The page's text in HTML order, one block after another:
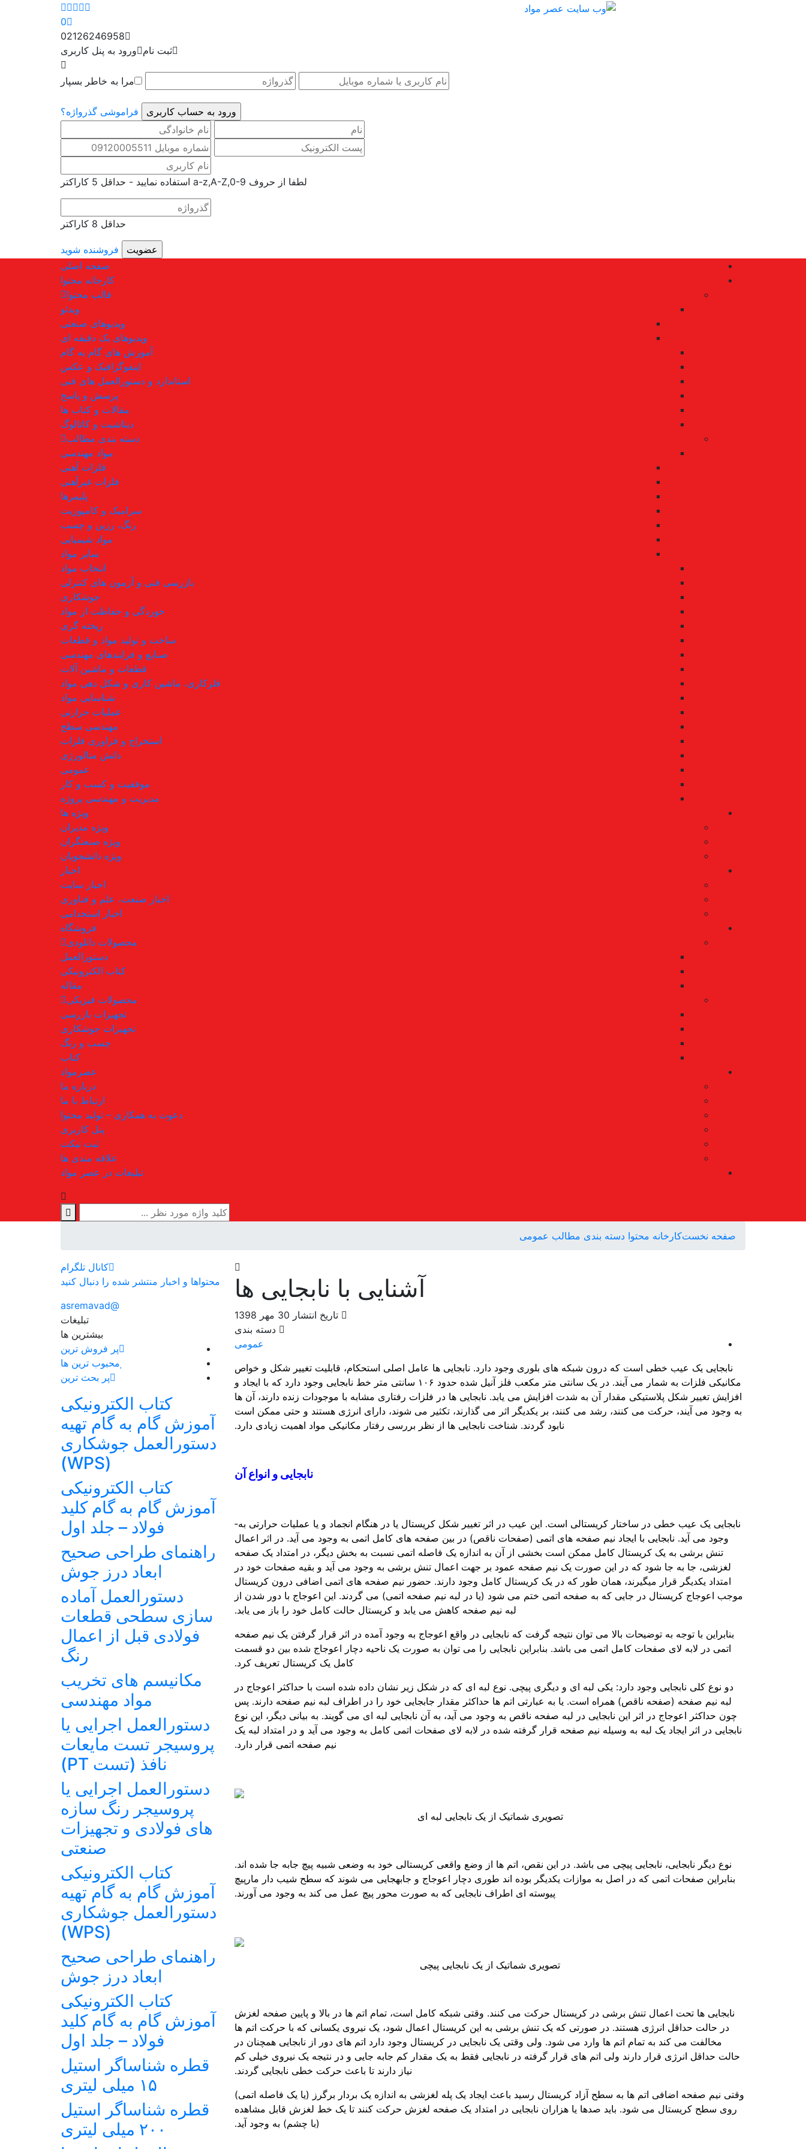
0
02126246958
ثبت نام ورود به پنل کاربری
مرا به خاطر بسپار
فراموشی گذرواژه؟
لطفا از حروف a-z,A-Z,0-9 استفاده نمایید - حداقل 5 کاراکتر
حداقل 8 کاراکتر
فروشنده شوید
صفحه اصلی
کارخانه محتوا
قالب محتوا
ویدئو
ویدیوهای صنعتی
ویدیوهای یک دقیقه ای
آموزش های گام به گام
اینفوگرافیک و عکس
استاندارد و دستورالعمل های فنی
پرسش و پاسخ
مقالات و کتاب ها
دیتاشیت و کاتالوگ
دسته بندی مطالب
مواد مهندسی
فلزات آهنی
فلزات غیرآهنی
پلیمرها
سرامیک و کامپوزیت
رنگ، رزین و چسب
مواد شیمیایی
سایر مواد
انتخاب مواد
بازرسی فنی و آزمون های کنترلی
جوشکاری
خوردگی و حفاظت از مواد
ریخته گری
ساخت و تولید مواد و قطعات
صنایع و فرایندهای مهندسی
قطعات و ماشین آلات
فلزکاری، ماشین کاری و شکل دهی مواد
شناسایی مواد
عملیات حرارتی
مهندسی سطح
استخراج و فراوری فلزات
دانش متالورژی
عمومی
موفقیت و کسب و کار
مدیریت و مهندسی پروژه
ویژه ها
ویژه مدیران
ویژه صنعتگران
ویژه دانشجویان
اخبار
اخبار سایت
اخبار صنعت، علم و فناوری
اخبار استخدامی
فروشگاه
محصولات دانلودی
دستورالعمل
کتاب الکترونیکی
مقاله
محصولات فیزیکی
تجهیزات بازرسی
تجهیزات جوشکاری
چسب و رنگ
کتاب
عصرمواد
درباره ما
ارتباط با ما
دعوت به همکاری – تولید محتوا
پنل کاربری
ثبت تیکت
علاقه مندی ها
تبلیغات در عصر مواد
صفحه نخستکارخانه محتوا دسته بندی مطالب عمومی
آشنایی با نابجایی ها
تاریخ انتشار 30 مهر 1398
دسته بندی
عمومی
نابجایی­ یک عیب خطی است که درون شبکه ­های بلوری وجود دارد. نابجایی ها عامل اصلی استحکام، قابلیت تغییر شکل و خواص
مکانیکی فلزات به شمار می آیند. در یک سانتی ­متر مکعب فلز آنیل شده حدود ۱۰۶ سانتی­ متر خط نابجایی وجود دارد که با ایجاد و
افزایش تغییر شکل پلاستیکی مقدار آن به شدت افزایش می ­یابد. نابجایی ها در فلزات رفتاری مشابه با موجودات زنده دارند، آن­ ها
به­ وجود می­ آیند، حرکت می کنند، رشد می کنند، بر یکدیگر اثر می ­گذارند، تکثیر می­ شوند، دارای انرژی هستند و حتی ممکن است
نابود گردند. شناخت نابجایی ها از نظر بررسی رفتار مکانیکی مواد اهمیت زیادی دارد.
نابجایی و انواع آن
نابجایی یک عیب خطی در ساختار کریستالی است. این عیب در اثر تغییر شکل کریستال یا در هنگام انجماد و یا عملیات حرارتی به­
وجود می آید. نابجایی با ایجاد نیم­ صفحه ­های اتمی (صفحات ناقص) در بین صفحه­ های کامل اتمی به وجود می ­آید. در اثر اعمال
تنش برشی به یک کریستال کامل ممکن است بخشی از آن به اندازه یک فاصله اتمی نسبت به بخش دیگر، در امتداد یک صفحه
لغزشی، جا به ­جا شود که در این صورت یک نیم­ صفحه عمود بر جهت اعمال تنش برشی به وجود می آید و بقیه صفحات خود در
امتداد یکدیگر قرار می­گیرند، همان ­طور که در یک کریستال کامل وجود دارند. حضور نیم­ صفحه ­­های اتمی اضافی درون کریستال
موجب اعوجاج کریستال در جایی که به صفحه اتمی ختم می شود (یا در لبه نیم صفحه اتمی) می ­گردند. این اعوجاج با دور شدن از
لبه نیم صفحه کاهش می ­یابد و کریستال حالت کامل خود را باز می ­یابد.
بنابراین با توجه به توضیحات بالا می ­توان نتیجه گرفت که نابجایی در واقع اعوجاج به ­وجود آمده در اثر قرار گرفتن یک نیم ­صفحه
اتمی در لابه ­لای صفحات کامل اتمی می ­باشد. بنابراین نابجایی را می ­توان به ­صورت یک ناحیه دچار اعوجاج شده بین دو قسمت
کامل یک کریستال تعریف کرد.
دو نوع کلی نابجایی وجود دارد: یکی لبه ­ای و دیگری پیچی. نوع لبه ­ای که در شکل زیر نشان داده شده است با حداکثر اعوجاج در
لبه نیم صفحه (صفحه ناقص) همراه است. یا به عبارتی اتم ­ها حداکثر مقدار جابجایی خود را در اطراف لبه نیم صفحه دارند. پس
چون حداکثر اعوجاج در اثر این نابجایی در لبه صفحه ناقص به­ وجود می آید، به آن نابجایی لبه­ ای می ­گویند. به بیانی دیگر، این نوع
نابجایی در اثر ایجاد یک لبه به­ وسیله نیم­ صفحه قرار گرفته شده در لابه­ لای صفحات اتمی کامل به ­وجود می آید و در امتداد لبه یک
نیم­ صفحه اتمی قرار دارد.
تصویری شماتیک از یک نابجایی لبه ای
نوع دیگر نابجایی، نابجایی پیچی می ­باشد. در این نقص، اتم ­ها از وضع واقعی کریستالی خود به وضعی شبیه پیچ جابه­ جا شده ­اند.
بنابراین صفحات اتمی که در اصل به موازات یکدیگر بوده­ اند طوری دچار اعوجاج و جابه­جایی می­ شوند که سطح شیب ­دار مارپیچ
پیوسته ­ای اطراف نابجایی که به ­صورت محور پیچ عمل می کند به ­وجود می آورند.
تصویری شماتیک از یک نابجایی پیچی
نابجایی ها تحت اعمال تنش برشی در کریستال حرکت می­ کنند. وقتی شبکه کامل است، تمام اتم­ ها در بالا و پایین صفحه لغزش
در حالت حداقل انرژی هستند. در صورتی که یک تنش برشی به این کریستال اعمال شود، یک نیروی یکسانی که با حرکت اتم ها
مخالفت می کند به تمام اتم ها وارد می شود. ولی وقتی یک نابجایی در کریستال وجود دارد اتم های دور از نابجایی همچنان در
حالت حداقل انرژی قرار دارند ولی اتم های قرار گرفته در نابجایی فقط به یک مقدار کم جابه ­جایی و در نتیجه یک نیروی خیلی کم
نیاز دارند تا باعث حرکت خطی نابجایی گردند.
وقتی نیم­ صفحه اضافی اتم ها به سطح آزاد کریستال رسید باعث ایجاد یک پله لغزشی به اندازه یک بردار برگرز (یا یک فاصله اتمی)
روی سطح کریستال می شود. باید صدها یا هزاران نابجایی در امتداد یک صفحه لغزش حرکت کنند تا یک خط لغزش قابل مشاهده
(با چشم) به ­وجود آید.
کانال تلگرام
محتواها و اخبار منتشر شده را دنبال کنید
@asremavad
تبلیغات
بیشترین ها
پر فروش ترین
محبوب ترین ها
پر بحث ترین
کتاب الکترونیکی
آموزش گام به گام تهیه
دستورالعمل جوشکاری
(WPS)
کتاب الکترونیکی
آموزش گام به گام کلید
فولاد – جلد اول
راهنمای طراحی صحیح
ابعاد درز جوش
دستورالعمل آماده
سازی سطحی قطعات
فولادی قبل از اعمال
رنگ
مکانیسم های تخریب
مواد مهندسی
دستورالعمل اجرایی یا
پروسیجر تست مایعات
نافذ (تست PT)
دستورالعمل اجرایی یا
پروسیجر رنگ سازه
های فولادی و تجهیزات
صنعتی
کتاب الکترونیکی
آموزش گام به گام تهیه
دستورالعمل جوشکاری
(WPS)
راهنمای طراحی صحیح
ابعاد درز جوش
کتاب الکترونیکی
آموزش گام به گام کلید
فولاد – جلد اول
قطره شناساگر استیل
۱۵ میلی لیتری
قطره شناساگر استیل
۲۰۰ میلی لیتری